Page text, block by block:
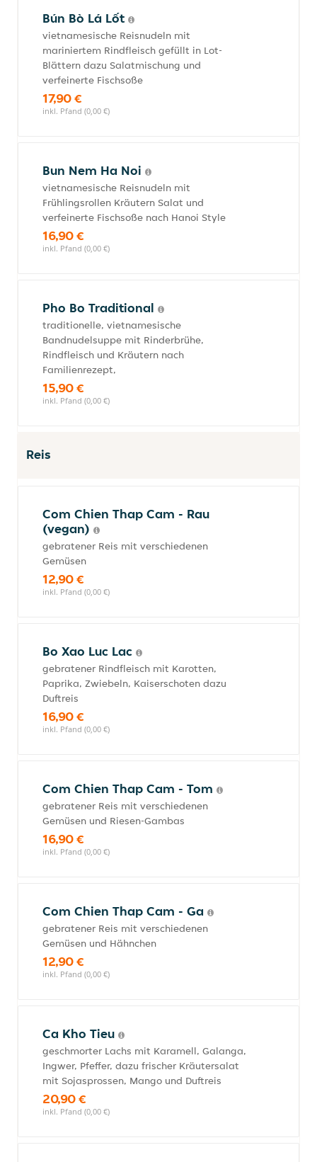
Bún Bò Lá Lốt
vietnamesische Reisnudeln mit
mariniertem Rindfleisch gefüllt in Lot-
Blättern dazu Salatmischung und
verfeinerte Fischsoße
17,90 €
inkl. Pfand (0,00 €)
Bun Nem Ha Noi
vietnamesische Reisnudeln mit
Frühlingsrollen Kräutern Salat und
verfeinerte Fischsoße nach Hanoi Style
16,90 €
inkl. Pfand (0,00 €)
Pho Bo Traditional
traditionelle, vietnamesische
Bandnudelsuppe mit Rinderbrühe,
Rindfleisch und Kräutern nach
Familienrezept,
15,90 €
inkl. Pfand (0,00 €)
Reis
Com Chien Thap Cam - Rau
(vegan)
gebratener Reis mit verschiedenen
Gemüsen
12,90 €
inkl. Pfand (0,00 €)
Bo Xao Luc Lac
gebratener Rindfleisch mit Karotten,
Paprika, Zwiebeln, Kaiserschoten dazu
Duftreis
16,90 €
inkl. Pfand (0,00 €)
Com Chien Thap Cam - Tom
gebratener Reis mit verschiedenen
Gemüsen und Riesen-Gambas
16,90 €
inkl. Pfand (0,00 €)
Com Chien Thap Cam - Ga
gebratener Reis mit verschiedenen
Gemüsen und Hähnchen
12,90 €
inkl. Pfand (0,00 €)
Ca Kho Tieu
geschmorter Lachs mit Karamell, Galanga,
Ingwer, Pfeffer, dazu frischer Kräutersalat
mit Sojasprossen, Mango und Duftreis
20,90 €
inkl. Pfand (0,00 €)